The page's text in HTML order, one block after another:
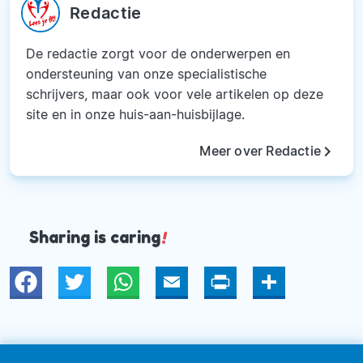
Redactie
De redactie zorgt voor de onderwerpen en
ondersteuning van onze specialistische
schrijvers, maar ook voor vele artikelen op deze
site en in onze huis-aan-huisbijlage.
Meer over Redactiekeyboard_arrow_right
Sharing is caring!
Twitter WhatsAppEmail Print Deel